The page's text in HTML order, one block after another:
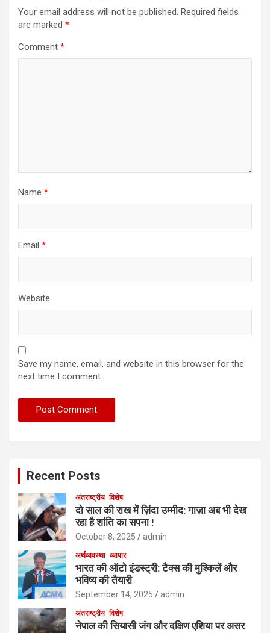
Your email address will not be published. Required fields
are marked *
Comment *
Name *
Email *
Website
Save my name, email, and website in this browser for the
next time I comment.
Recent Posts
अंतराष्ट्रीय विशेष
दो साल की राख में ज़िंदा उम्मीद: गाज़ा अब भी देख
रहा है शांति का सपना !
October 8, 2025 admin
अर्थव्यवस्था व्यापार
भारत की ऑटो इंडस्ट्री: टैक्स की मुश्किलें और
भविष्य की तैयारी
September 14, 2025 admin
अंतराष्ट्रीय विशेष
नेपाल की सियासी जंग और दक्षिण एशिया पर असर